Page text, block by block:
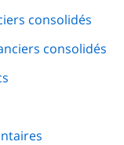
consolidés
consolidés